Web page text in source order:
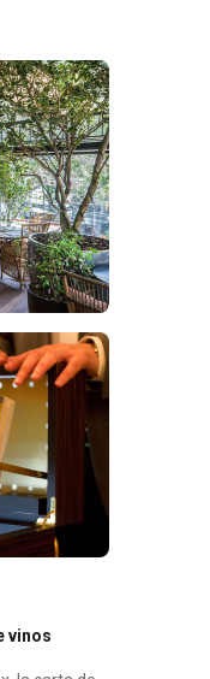
vinos